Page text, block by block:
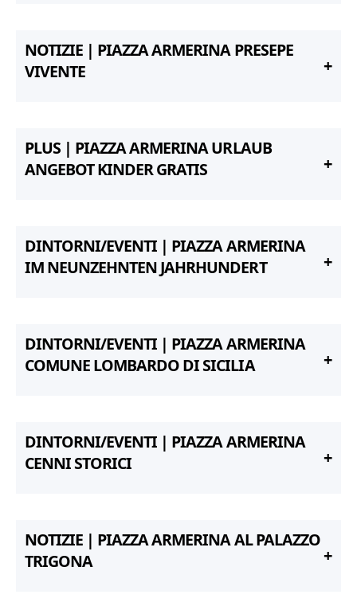
NOTIZIE | PIAZZA ARMERINA PRESEPE
VIVENTE
PLUS | PIAZZA ARMERINA URLAUB
ANGEBOT KINDER GRATIS
DINTORNI/EVENTI | PIAZZA ARMERINA
IM NEUNZEHNTEN JAHRHUNDERT
DINTORNI/EVENTI | PIAZZA ARMERINA
COMUNE LOMBARDO DI SICILIA
DINTORNI/EVENTI | PIAZZA ARMERINA
CENNI STORICI
NOTIZIE | PIAZZA ARMERINA AL PALAZZO
TRIGONA